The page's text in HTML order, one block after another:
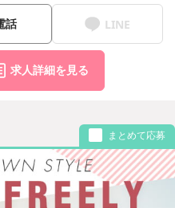
話 LINE
求人詳細を見る
まとめて応募